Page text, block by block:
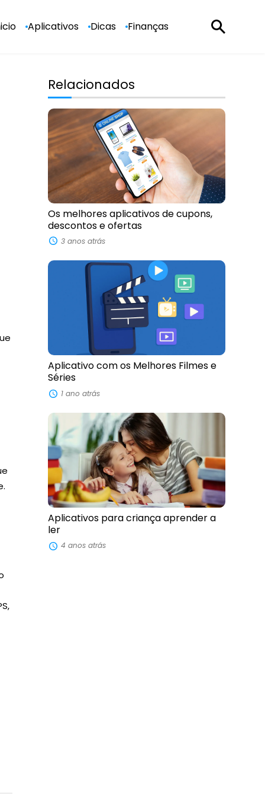
Aplicativos Dicas Finanças
Relacionados
Os melhores aplicativos de cupons,
descontos e ofertas
3 anos atrás
Aplicativo com os Melhores Filmes e
Séries
1 ano atrás
Aplicativos para criança aprender a
ler
4 anos atrás